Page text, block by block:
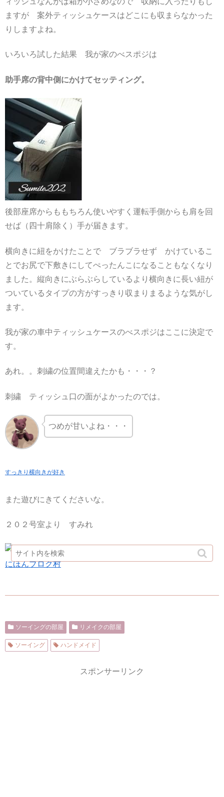
ますが 案外ティッシュケースはどこにも収まらなかった
りしますよね。
いろいろ試した結果 我が家のべスポジは
助手席の背中側にかけてセッティング。
後部座席からももちろん使いやすく運転手側からも肩を回
せば（四十肩除く）手が届きます。
横向きに紐をかけたことで ブラブラせず かけているこ
とでお尻で下敷きにしてぺったんこになることもなくなり
ました。縦向きにぶらぶらしているより横向きに長い紐が
ついているタイプの方がすっきり収まりまるような気がし
ます。
我が家の車中ティッシュケースのべスポジはここに決定で
す。
あれ。。刺繍の位置間違えたかも・・・？
刺繍 ティッシュ口の面がよかったのでは。
つめが甘いよね・・・
すっきり横向きが好き
また遊びにきてくださいな。
２０２号室より すみれ
にほんブログ村
ソーイングの部屋 リメイクの部屋
ソーイング ハンドメイド
スポンサーリンク